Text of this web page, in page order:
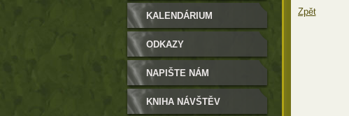
Zpět
KALENDÁRIUM
ODKAZY
NAPIŠTE NÁM
KNIHA NÁVŠTĚV